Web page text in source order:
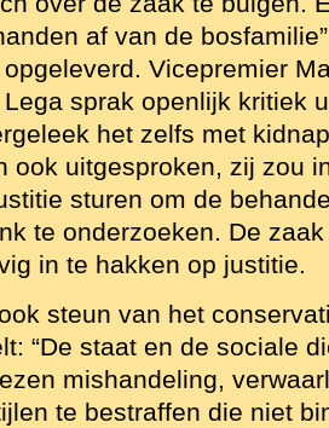
af van de
Vicepremier
sprak openlijk kritiek
het zelfs met
ook uitgesproken, zij zou
sturen om de
te onderzoeken. De zaak
in te hakken op justitie.
steun van het
“De staat en de sociale
mishandeling,
te bestraffen die niet